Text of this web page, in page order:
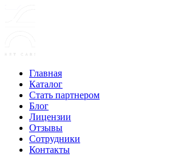
Главная
Каталог
Стать партнером
Блог
Лицензии
Отзывы
Сотрудники
Контакты